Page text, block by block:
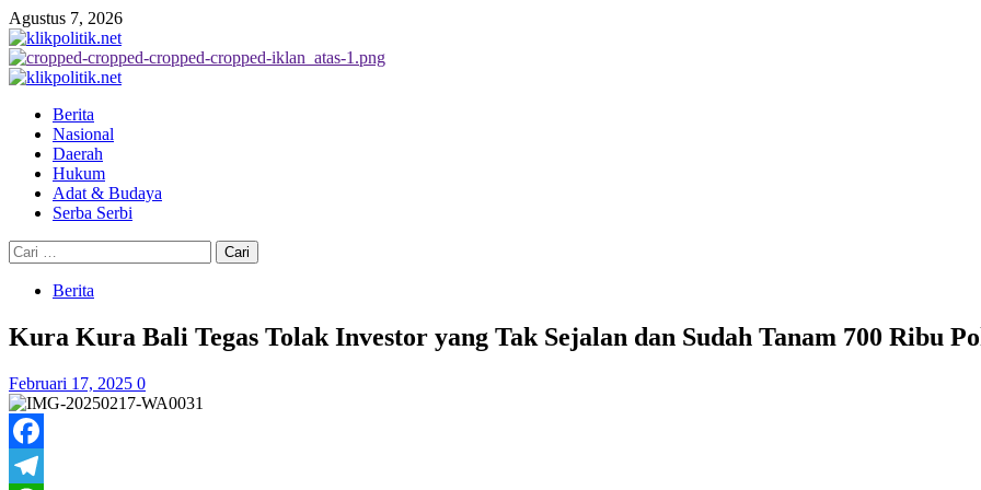
Skip
to
content
Agustus 7, 2026
Primary
Berita
Nasional
Daerah
Hukum
Adat & Budaya
Serba Serbi
Cari
untuk:
Berita
Kura Kura Bali Tegas Tolak Investor yang Tak Sejalan dan Sudah Tanam 700 Ribu
Februari 17, 2025 0
Facebook